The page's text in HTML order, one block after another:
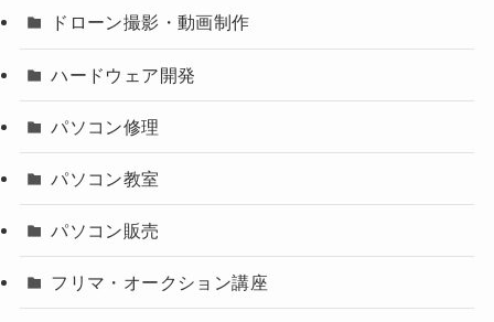
ドローン撮影・動画制作
ハードウェア開発
パソコン修理
パソコン教室
パソコン販売
フリマ・オークション講座